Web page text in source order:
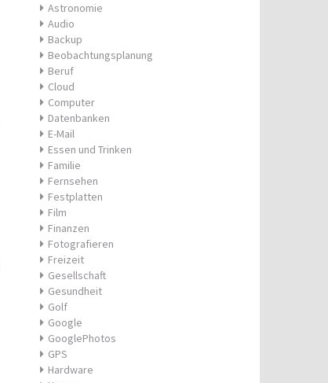
Astronomie
Audio
Backup
Beobachtungsplanung
Beruf
Cloud
Computer
Datenbanken
E-Mail
Essen und Trinken
Familie
Fernsehen
Festplatten
Film
Finanzen
Fotografieren
Freizeit
Gesellschaft
Gesundheit
Golf
Google
GooglePhotos
GPS
Hardware